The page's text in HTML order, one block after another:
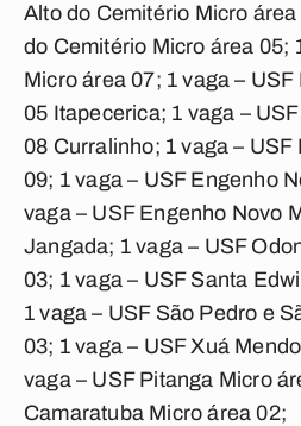
Alto do Cemitério Micro
do Cemitério Micro área 05;
Micro área 07; 1 vaga –
05 Itapecerica; 1 vaga –
08 Curralinho; 1 vaga –
09; 1 vaga – USF Engenho
vaga – USF Engenho Novo
Jangada; 1 vaga – USF
03; 1 vaga – USF Santa
1 vaga – USF São Pedro e
03; 1 vaga – USF Xuá
vaga – USF Pitanga Micro
Camaratuba Micro área 02;